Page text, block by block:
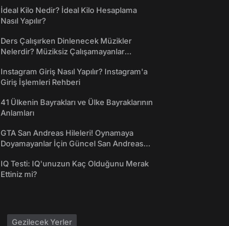
İdeal Kilo Nedir? İdeal Kilo Hesaplama
Nasıl Yapılır?
Ders Çalışırken Dinlenecek Müzikler
Nelerdir? Müziksiz Çalışamayanlar
Instagram Giriş Nasıl Yapılır? Instagram'a
Giriş İşlemleri Rehberi
41 Ülkenin Bayrakları ve Ülke Bayraklarının
Anlamları
GTA San Andreas Hileleri! Oynamaya
Doyamayanlar İçin Güncel San Andreas
IQ Testi: IQ'unuzun Kaç Olduğunu Merak
Ettiniz mi?
Gezilecek Yerler